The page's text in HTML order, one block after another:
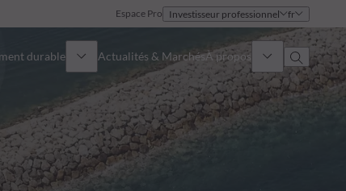
Espace Pro Investisseur professionnel fr
durable
Présentation
Approche
Actualités & MarchésÀ propos
Identité
Gouvernance